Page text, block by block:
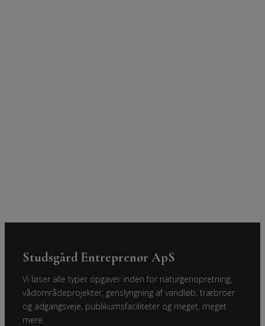
Studsgård Entreprenør ApS
Vi løser alle typer opgaver inden for naturgenopretning,
vådområdeprojekter, genslyngning af vandløb, træbroer
og adgangsveje, publikumsfaciliteter og meget, meget
mere.